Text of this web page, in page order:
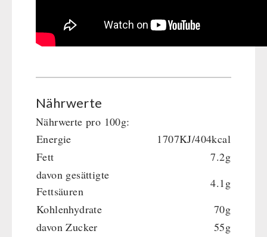
Nährwerte
Nährwerte pro 100g:
Energie
1707KJ/404kcal
Fett
7.2g
davon gesättigte
Fettsäuren
4.1g
Kohlenhydrate
70g
davon Zucker
55g